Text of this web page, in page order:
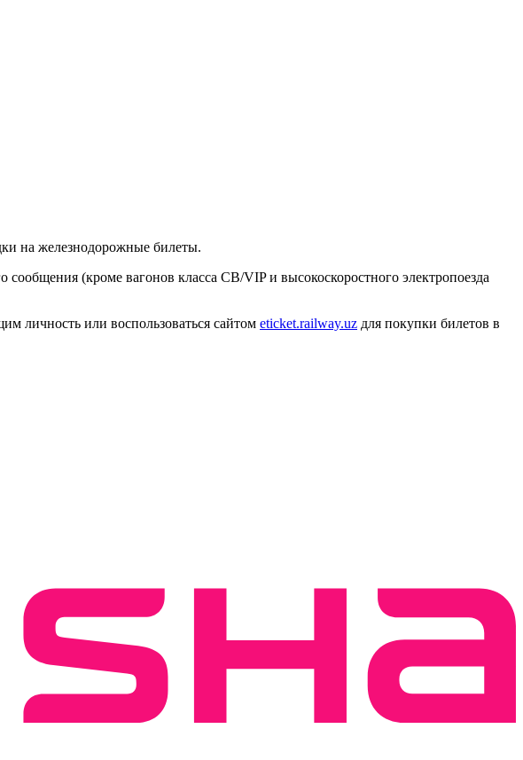
на железнодорожные билеты.
сообщения (кроме вагонов класса СВ/VIP и высокоскоростного электропоезда
личность или воспользоваться сайтом eticket.railway.uz для покупки билетов в